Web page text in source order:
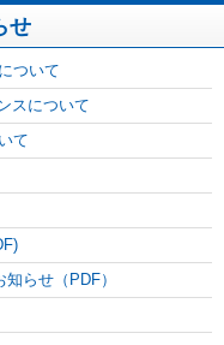
せ
ついて
スについて
て
らせ（PDF）